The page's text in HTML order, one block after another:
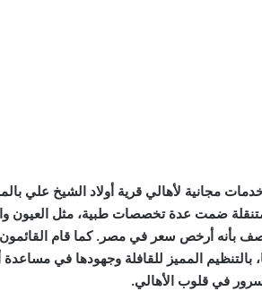
مجانية لأهالي قرية أولاد الشيخ علي
ضمت عدة تخصصات طبية، مثل العيون
الكشف الطبي، الذي لم يتجاوز 10 جنيهات فقط، وهو ما وصف بأنه أرخص سعر في
المميز للقافلة وجهودها في مساعدة
في قلوب الأهالي.